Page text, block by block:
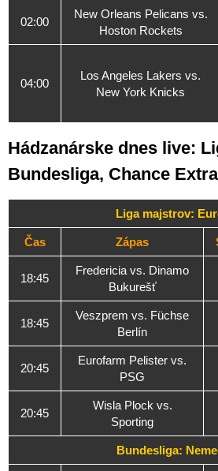
02:00
New Orleans Pelicans vs.
Hoston Rockets
04:00
Los Angeles Lakers vs.
New York Knicks
Hádzanárske dnes live:
Bundesliga, Chance
Liga majstrov:
Čas Zápas
18:45
Fredericia vs. Dinamo
Bukurešť
18:45
Veszprem vs. Füchse
Berlín
20:45
Eurofarm Pelister vs.
PSG
20:45
Wisla Plock vs.
Sporting
Bundesliga: